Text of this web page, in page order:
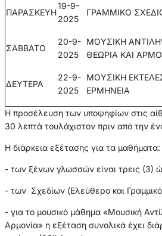
ΠΑΡΑΣΚΕΥΗ
19-9-
2025
ΓΡΑΜΜΙΚΟ
ΣΑΒΒΑΤΟ
20-9-
2025
ΜΟΥΣΙΚΗ
ΘΕΩΡΙΑ ΚΑΙ
ΔΕΥΤΕΡΑ
22-9-
2025
ΜΟΥΣΙΚΗ
ΕΡΜΗΝΕΙΑ
Η προσέλευση των υποψηφίων στις
30 λεπτά τουλάχιστον πριν από την
Η διάρκεια εξέτασης για τα μαθήματα:
- των ξένων γλωσσών είναι τρεις (3)
- των Σχεδίων (Ελεύθερο και
- για το μουσικό μάθημα «Μουσική
Αρμονία» η εξέταση συνολικά έχει